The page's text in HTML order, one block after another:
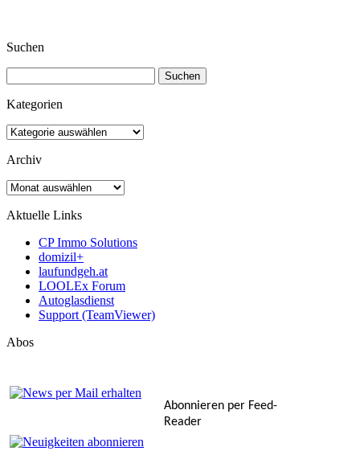
Suchen
nach:
Kategorien
Kategorien
Archiv
Archiv
Aktuelle Links
CP Immo Solutions
domizil+
laufundgeh.at
LOOLEx Forum
Autoglasdienst
Support (TeamViewer)
Abos
Abonnieren per Feed-
Reader